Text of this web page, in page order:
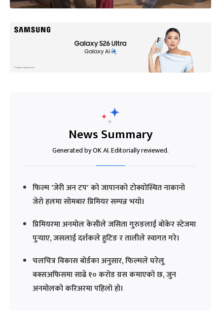
News Summary
Generated by OK AI. Editorially reviewed.
फिल्म 'जेरी अन टप' को जापानको टोक्योस्थित नाकानो
जेरो हलमा सोमबार प्रिमियर सम्पन्न भयो।
प्रिमियरमा अनमोल केसीले जसिता गुरुङलाई बोकेर स्टेजमा
पुर्‍याए, जसलाई दर्शकले हुटिङ र तालीले स्वागत गरे।
चलचित्र विकास बोर्डका अनुसार, फिल्मले घरेलु
बक्सअफिसमा साढे १० करोड ग्रस कमाएको छ, जुन
अनमोलको करिअरमा पहिलो हो।